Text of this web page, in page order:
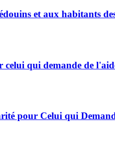
et aux habitants
celui qui demande de
pour Celui qui